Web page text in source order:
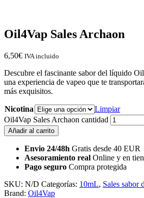
Oil4Vap Sales Archaon
6,50€ IVA incluido
Descubre el fascinante sabor del líquido
una experiencia de vapeo que te
más exquisitos.
Nicotina
Limpiar
Oil4Vap Sales Archaon cantidad
Añadir al carrito
Envio 24/48h Gratis desde 40 EUR
Asesoramiento real Online y en
Pago seguro Compra protegida
SKU: N/D Categorías: 10mL, Sales sabor
Brand: Oil4Vap